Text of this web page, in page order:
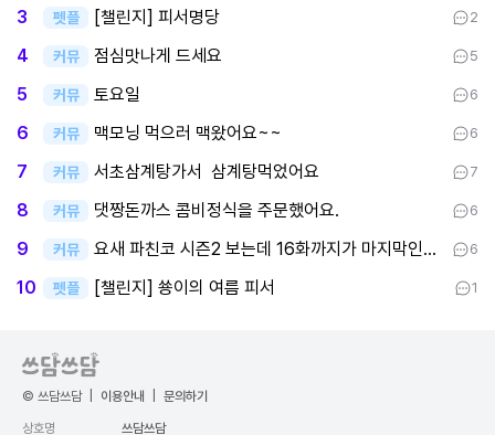
3 펫플 [챌린지] 피서명당 2
4 커뮤 점심맛나게 드세요 5
5 커뮤 토요일 6
6 커뮤 맥모닝 먹으러 맥왔어요~~ 6
7 커뮤 서초삼계탕가서 삼계탕먹었어요 7
8 커뮤 댓짱돈까스 콤비정식을 주문했어요. 6
9 커뮤 요새 파친코 시즌2 보는데 16화까지가 마지막인데 후반부까지 봤어요 6
10 펫플 [챌린지] 쑝이의 여름 피서 1
© 쓰담쓰담 이용안내 문의하기
상호명 쓰담쓰담